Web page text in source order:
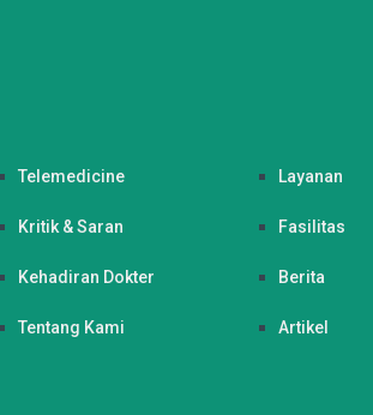
Telemedicine
Kritik & Saran
Kehadiran Dokter
Tentang Kami
Layanan
Fasilitas
Berita
Artikel